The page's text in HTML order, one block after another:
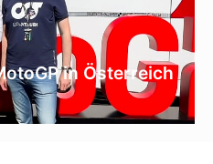
in Österreich